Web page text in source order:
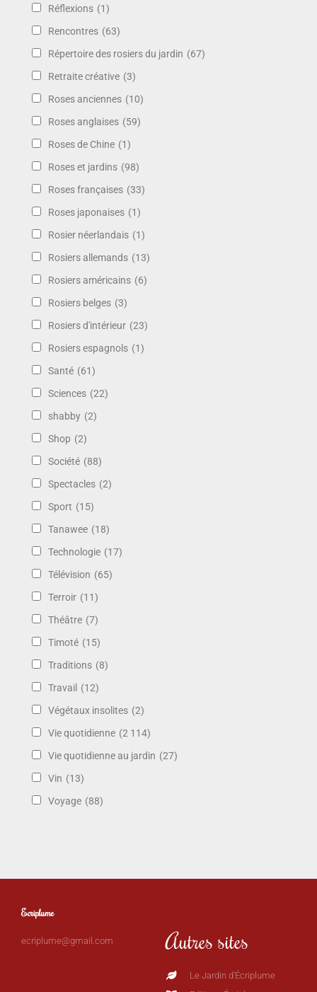
Réflexions (1)
Rencontres (63)
Répertoire des rosiers du jardin (67)
Retraite créative (3)
Roses anciennes (10)
Roses anglaises (59)
Roses de Chine (1)
Roses et jardins (98)
Roses françaises (33)
Roses japonaises (1)
Rosier néerlandais (1)
Rosiers allemands (13)
Rosiers américains (6)
Rosiers belges (3)
Rosiers d'intérieur (23)
Rosiers espagnols (1)
Santé (61)
Sciences (22)
shabby (2)
Shop (2)
Société (88)
Spectacles (2)
Sport (15)
Tanawee (18)
Technologie (17)
Télévision (65)
Terroir (11)
Théâtre (7)
Timoté (15)
Traditions (8)
Travail (12)
Végétaux insolites (2)
Vie quotidienne (2 114)
Vie quotidienne au jardin (27)
Vin (13)
Voyage (88)
Ecriplume
ecriplume@gmail.com Autres sites
Le Jardin d'Écriplume